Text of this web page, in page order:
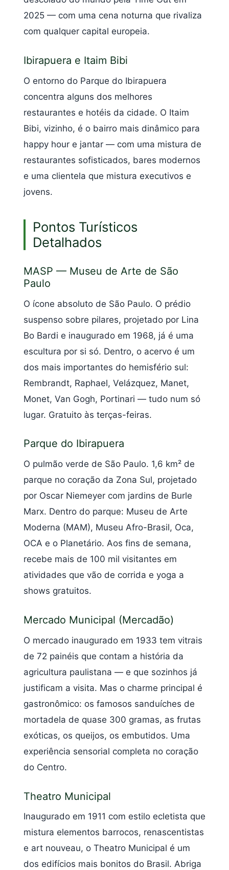
2025 — com uma cena noturna que rivaliza
com qualquer capital europeia.
Ibirapuera e Itaim Bibi
O entorno do Parque do Ibirapuera
concentra alguns dos melhores
restaurantes e hotéis da cidade. O Itaim
Bibi, vizinho, é o bairro mais dinâmico para
happy hour e jantar — com uma mistura de
restaurantes sofisticados, bares modernos
e uma clientela que mistura executivos e
jovens.
Pontos Turísticos
Detalhados
MASP — Museu de Arte de São
Paulo
O ícone absoluto de São Paulo. O prédio
suspenso sobre pilares, projetado por Lina
Bo Bardi e inaugurado em 1968, já é uma
escultura por si só. Dentro, o acervo é um
dos mais importantes do hemisfério sul:
Rembrandt, Raphael, Velázquez, Manet,
Monet, Van Gogh, Portinari — tudo num só
lugar. Gratuito às terças-feiras.
Parque do Ibirapuera
O pulmão verde de São Paulo. 1,6 km² de
parque no coração da Zona Sul, projetado
por Oscar Niemeyer com jardins de Burle
Marx. Dentro do parque: Museu de Arte
Moderna (MAM), Museu Afro-Brasil, Oca,
OCA e o Planetário. Aos fins de semana,
recebe mais de 100 mil visitantes em
atividades que vão de corrida e yoga a
shows gratuitos.
Mercado Municipal (Mercadão)
O mercado inaugurado em 1933 tem vitrais
de 72 painéis que contam a história da
agricultura paulistana — e que sozinhos já
justificam a visita. Mas o charme principal é
gastronômico: os famosos sanduíches de
mortadela de quase 300 gramas, as frutas
exóticas, os queijos, os embutidos. Uma
experiência sensorial completa no coração
do Centro.
Theatro Municipal
Inaugurado em 1911 com estilo ecletista que
mistura elementos barrocos, renascentistas
e art nouveau, o Theatro Municipal é um
dos edifícios mais bonitos do Brasil. Abriga